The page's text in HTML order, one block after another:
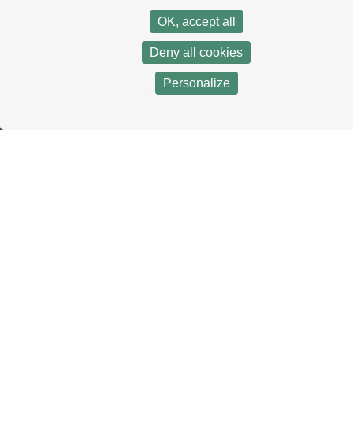
Vue carte
OK, accept all
Deny all cookies
Personalize